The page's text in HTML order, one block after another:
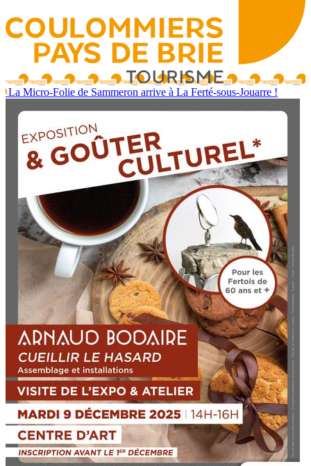
La Micro-Folie de Sammeron arrive à La Ferté-sous-Jouarre !